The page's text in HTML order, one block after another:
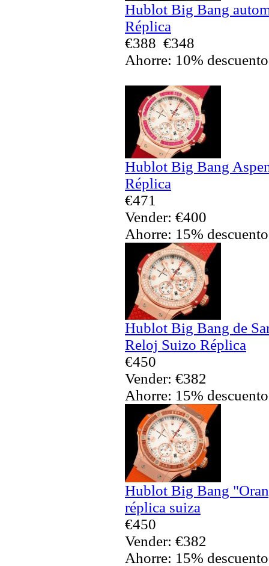
Hublot Big Bang
Réplica
€388 €348
Ahorre: 10% descuento
Hublot Big Bang
Réplica
€471
Vender: €400
Ahorre: 15% descuento
Hublot Big Bang de
Reloj Suizo Réplica
€450
Vender: €382
Ahorre: 15% descuento
Hublot Big Bang
réplica suiza
€450
Vender: €382
Ahorre: 15% descuento